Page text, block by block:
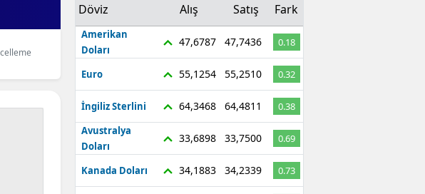
Döviz Alış Satış Fark
Amerikan
Doları
47,6787 47,7436 0.18
Euro 55,1254 55,2510 0.32
İngiliz Sterlini 64,3468 64,4811
0.38
Avustralya
Doları
33,6898 33,7500 0.69
Kanada Doları 34,1883 34,2339 0.73